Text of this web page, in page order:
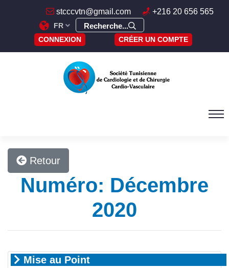
stcccvtn@gmail.com +216 20 656 565
FR Recherche...
CONNEXION CRÉER UN COMPTE
Retour
Numéro: Décembre
2020
Mise au Point